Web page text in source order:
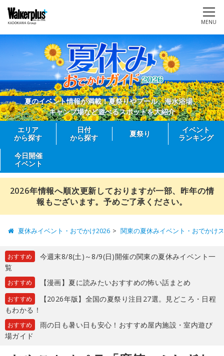
MENU
夏のイベント情報が満載！夏祭りやプール、海水浴場、
キャンプ場など遊べるスポットを大紹介
エリア
から探す
日付
から探す
夏祭り
イベント
ランキング
今日開催
イベント
2026年情報へ順次更新しておりますが一部、昨年の情
報もございます。予めご了承ください。
夏休みイベント・おでかけ2026 関東の夏休みイベント・おでかけ
おすすめ
今週末8/8(土)～8/9(日)開催の関東の夏休みイベント一
覧
おすすめ 【漫画】夏に読みたいおすすめの怖い話まとめ
おすすめ
【2026年版】全国の夏祭り注目27選。見どころ・日程
もわかる！
おすすめ
雨の日も暑い日も安心！おすすめ屋内施設・室内遊び
場ガイド